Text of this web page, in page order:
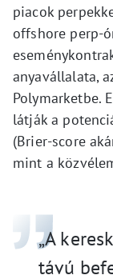
piacok
offshore perp-
anyavállalata,
Polymarketbe.
látják a
(Brier-score
mint a
„A
távú